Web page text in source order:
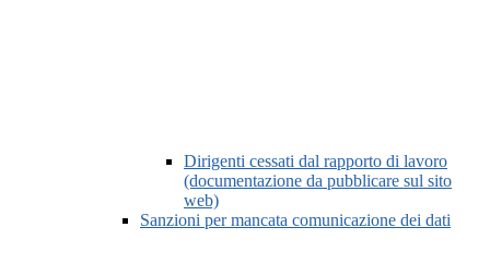
Dirigenti cessati dal rapporto di lavoro
(documentazione da pubblicare sul sito
web)
Sanzioni per mancata comunicazione dei dati